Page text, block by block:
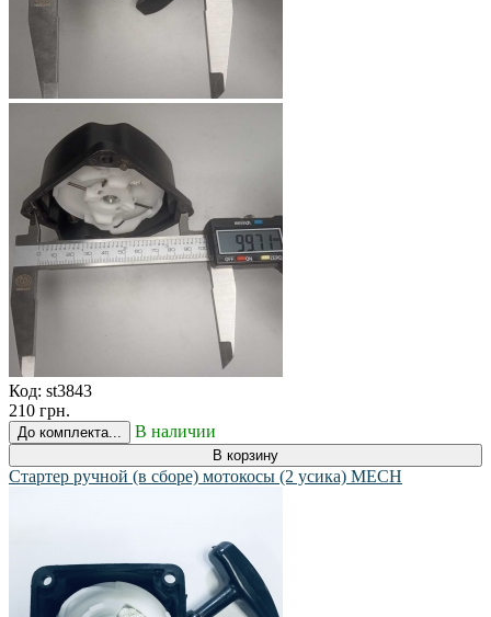
Код: st3843
210 грн.
До комплекта... В наличии
В корзину
Стартер ручной (в сборе) мотокосы (2 усика) MECH